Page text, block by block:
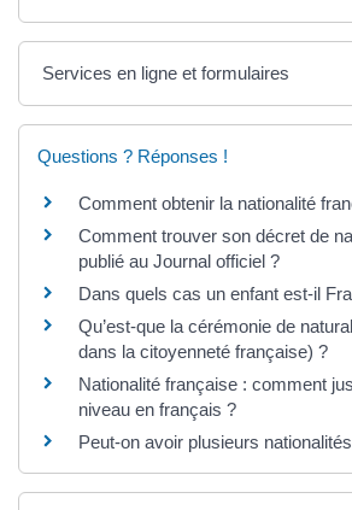
Services en ligne et formulaires
Questions ? Réponses !
Comment obtenir la nationalité
Comment trouver son décret de
publié au Journal officiel ?
Dans quels cas un enfant est-il
Qu’est-que la cérémonie de
dans la citoyenneté française) ?
Nationalité française : comment
niveau en français ?
Peut-on avoir plusieurs